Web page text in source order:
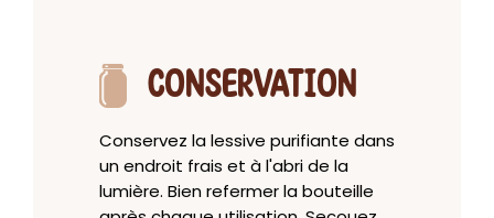
CONSERVATION
Conservez la lessive purifiante dans
un endroit frais et à l'abri de la
lumière. Bien refermer la bouteille